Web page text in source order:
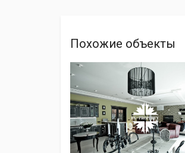
Похожие объекты